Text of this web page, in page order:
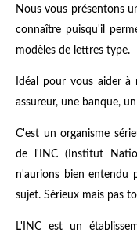
Nous vous présentons
connaître puisqu'il
modèles de lettres type.
Idéal pour vous aider
assureur, une banque,
C'est un organisme
de l'INC (Institut
n'aurions bien entendu
sujet. Sérieux mais pas
L'INC est un